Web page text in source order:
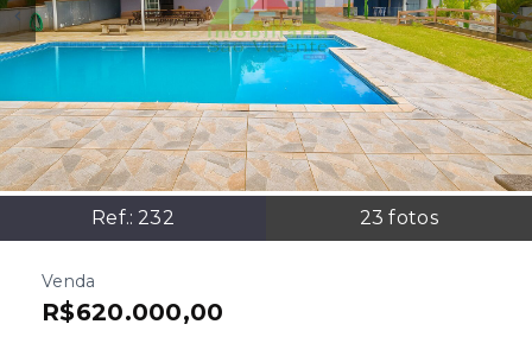
Ref.: 232 23 fotos
Venda
R$620.000,00